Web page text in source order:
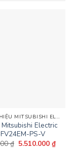
THƯƠNG HIỆU MITSUBISHI ELECTRIC
Electric
PS-V
₫ Giá
5.510.000₫Giá